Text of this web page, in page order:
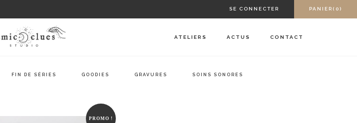
SE CONNECTER PANIER(0)
ATELIERS ACTUS CONTACT
FIN DE SÉRIES GOODIES GRAVURES SOINS SONORES
PROMO !